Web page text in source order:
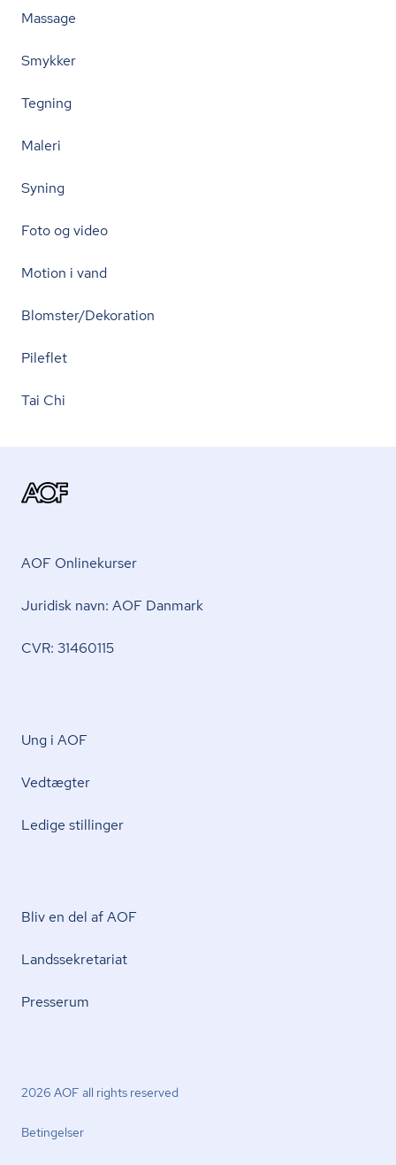
Massage
Smykker
Tegning
Maleri
Syning
Foto og video
Motion i vand
Blomster/Dekoration
Pileflet
Tai Chi
AOF Onlinekurser
Juridisk navn: AOF Danmark
CVR: 31460115
Ung i AOF
Vedtægter
Ledige stillinger
Bliv en del af AOF
Lands­se­kre­ta­ri­at
Presserum
2026 AOF all rights reserved
Betingelser